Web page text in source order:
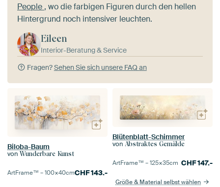
People , wo die farbigen Figuren durch den hellen
Hintergrund noch intensiver leuchten.
Eileen
Interior-Beratung & Service
Fragen?Sehen Sie sich unsere FAQ an
Biloba-Baum
von Wunderbare Kunst
ArtFrame™ –100×40cmCHF143.-
Blütenblatt-Schimmer
von Abstraktes Gemälde
ArtFrame™ –125×35cm CHF147.-
Größe & Material selbst wählen